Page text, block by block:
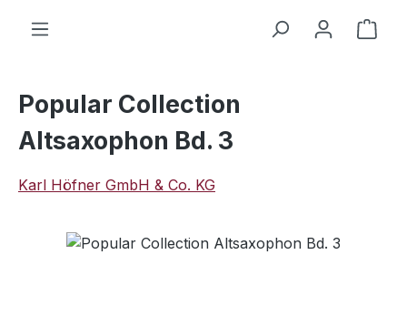
Popular Collection
Altsaxophon Bd. 3
Karl Höfner GmbH & Co. KG
Bildergalerie überspringen